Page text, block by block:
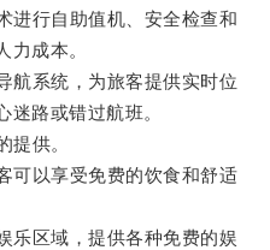
行自助值机、安全检查和
力成本。
系统，为旅客提供实时位
迷路或错过航班。
供。
以享受免费的饮食和舒适
区域，提供各种免费的娱